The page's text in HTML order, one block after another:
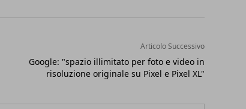
Articolo Successivo
Google: "spazio illimitato per foto e video in
risoluzione originale su Pixel e Pixel XL"